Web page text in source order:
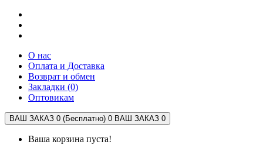
О нас
Оплата и Доставка
Возврат и обмен
Закладки (0)
Оптовикам
ВАШ ЗАКАЗ 0 (Бесплатно) 0 ВАШ ЗАКАЗ 0
Ваша корзина пуста!